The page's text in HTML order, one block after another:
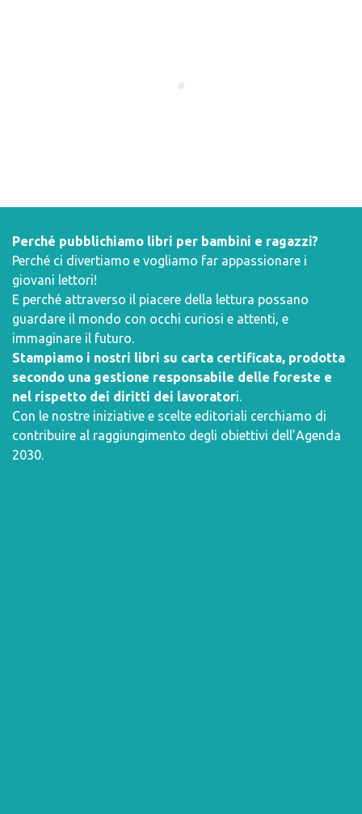
Perché pubblichiamo libri per bambini e ragazzi?
Perché ci divertiamo e vogliamo far appassionare i
giovani lettori!
E perché attraverso il piacere della lettura possano
guardare il mondo con occhi curiosi e attenti, e
immaginare il futuro.
Stampiamo i nostri libri su carta certificata, prodotta
secondo una gestione responsabile delle foreste e
nel rispetto dei diritti dei lavoratori.
Con le nostre iniziative e scelte editoriali cerchiamo di
contribuire al raggiungimento degli obiettivi dell’Agenda
2030.